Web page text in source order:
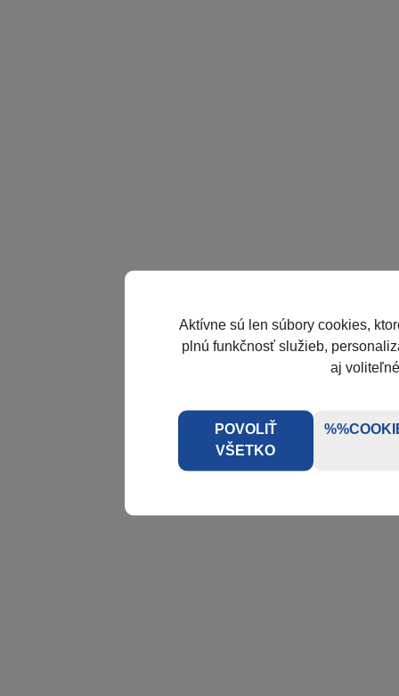
Aktívne sú len súbory cookies,
plnú funkčnosť služieb,
aj
POVOLIŤ
VŠETKO